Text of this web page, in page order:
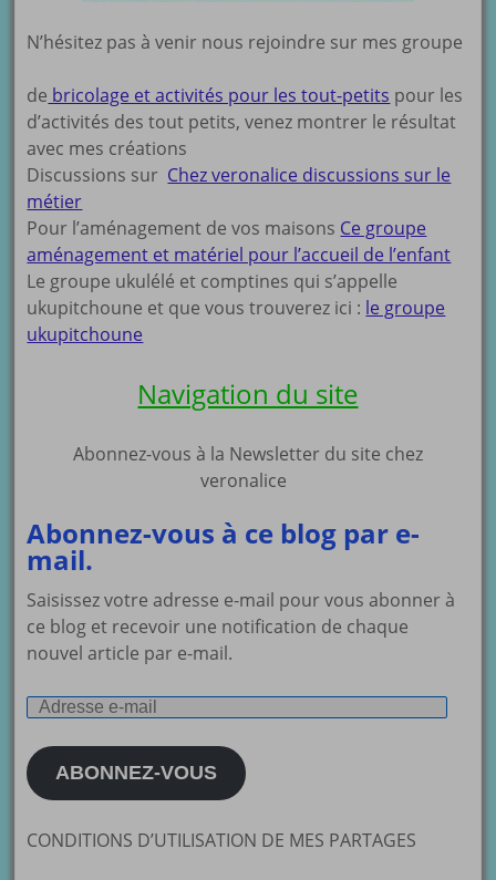
N’hésitez pas à venir nous rejoindre sur mes groupe
de bricolage et activités pour les tout-petits pour les
d’activités des tout petits, venez montrer le résultat
avec mes créations
Discussions sur Chez veronalice discussions sur le
métier
Pour l’aménagement de vos maisons Ce groupe
aménagement et matériel pour l’accueil de l’enfant
Le groupe ukulélé et comptines qui s’appelle
ukupitchoune et que vous trouverez ici : le groupe
ukupitchoune
Navigation du site
Abonnez-vous à la Newsletter du site chez
veronalice
Abonnez-vous à ce blog par e-
mail.
Saisissez votre adresse e-mail pour vous abonner à
ce blog et recevoir une notification de chaque
nouvel article par e-mail.
Adresse
mail
ABONNEZ-VOUS
CONDITIONS D’UTILISATION DE MES PARTAGES